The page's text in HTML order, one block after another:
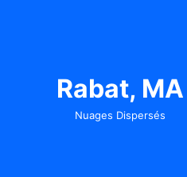
Rabat, MA
Nuages Dispersés